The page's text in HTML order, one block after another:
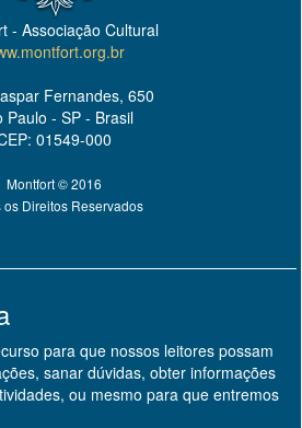
- Associação Cultural
Fernandes, 650
Paulo - SP - Brasil
01549-000
Montfort © 2016
os Direitos Reservados
para que nossos leitores possam
sanar dúvidas, obter informações
ou mesmo para que entremos